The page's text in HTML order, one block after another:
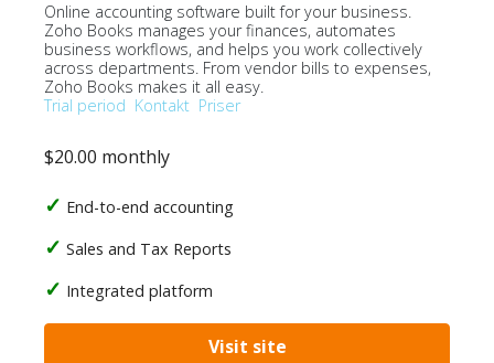
Online accounting software built for your business.
Zoho Books manages your finances, automates
business workflows, and helps you work collectively
across departments. From vendor bills to expenses,
Zoho Books makes it all easy.
Trial period Kontakt Priser
$20.00 monthly
End-to-end accounting
Sales and Tax Reports
Integrated platform
Visit site